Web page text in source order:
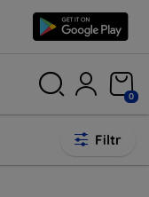
0
Filtr